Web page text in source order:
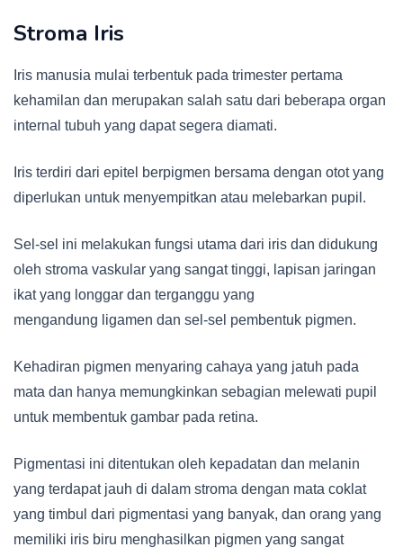
Stroma Iris
Iris manusia mulai terbentuk pada trimester pertama
kehamilan dan merupakan salah satu dari beberapa organ
internal tubuh yang dapat segera diamati.
Iris terdiri dari epitel berpigmen bersama dengan otot yang
diperlukan untuk menyempitkan atau melebarkan pupil.
Sel-sel ini melakukan fungsi utama dari iris dan didukung
oleh stroma vaskular yang sangat tinggi, lapisan jaringan
ikat yang longgar dan terganggu yang
mengandung ligamen dan sel-sel pembentuk pigmen.
Kehadiran pigmen menyaring cahaya yang jatuh pada
mata dan hanya memungkinkan sebagian melewati pupil
untuk membentuk gambar pada retina.
Pigmentasi ini ditentukan oleh kepadatan dan melanin
yang terdapat jauh di dalam stroma dengan mata coklat
yang timbul dari pigmentasi yang banyak, dan orang yang
memiliki iris biru menghasilkan pigmen yang sangat